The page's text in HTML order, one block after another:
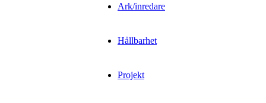
Ark/inredare
Hållbarhet
Projekt